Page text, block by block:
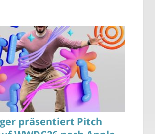
präsentiert Pitch